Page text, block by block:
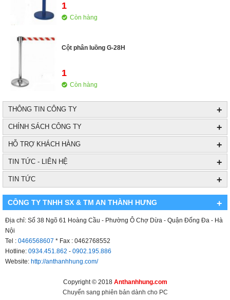
1
Còn hàng
Cột phân luồng G-28H
1
Còn hàng
THÔNG TIN CÔNG TY +
CHÍNH SÁCH CÔNG TY +
HỖ TRỢ KHÁCH HÀNG +
TIN TỨC - LIÊN HỆ +
TIN TỨC +
CÔNG TY TNHH SX & TM AN THÀNH HƯNG +
Địa chỉ: Số 38 Ngõ 61 Hoàng Cầu - Phường Ô Chợ Dừa - Quận Đống Đa - Hà
Nội
Tel : 0466568607 * Fax : 0462768552
Hotline: 0934.451.862 - 0902.195.886
Website: http://anthanhhung.com/
Copyright © 2018 Anthanhhung.com
Chuyển sang phiên bản dành cho PC